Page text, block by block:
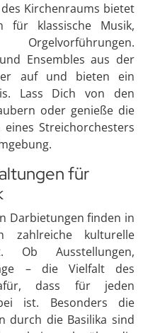
Kirchenraums bietet
für klassische Musik,
Ensembles aus der
auf und bieten ein
Lass Dich von den
oder genieße die
Streichorchesters
für
Darbietungen finden in
zahlreiche kulturelle
Ob Ausstellungen,
– die Vielfalt des
dass für jeden
ist. Besonders die
durch die Basilika sind